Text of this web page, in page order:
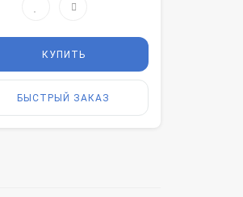
КУПИТЬ
БЫСТРЫЙ ЗАКАЗ